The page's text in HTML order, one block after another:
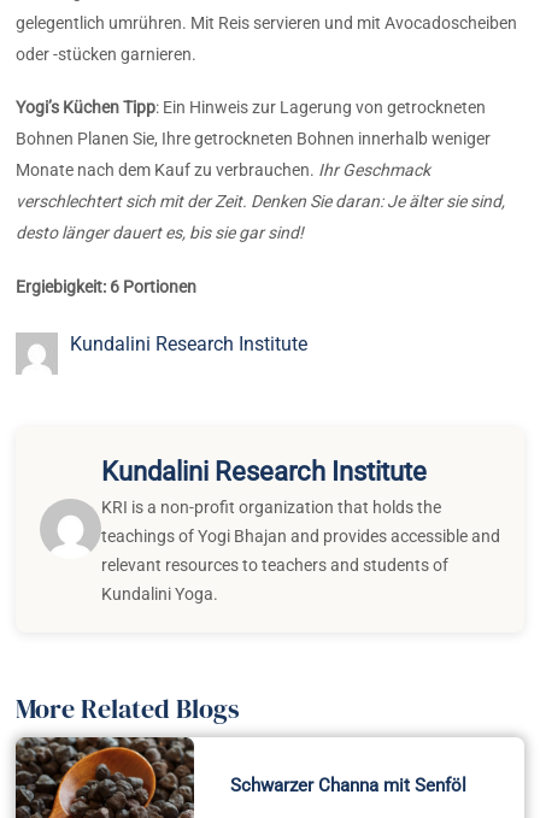
gelegentlich umrühren. Mit Reis servieren und mit Avocadoscheiben
oder -stücken garnieren.
Yogi’s Küchen Tipp: Ein Hinweis zur Lagerung von getrockneten
Bohnen Planen Sie, Ihre getrockneten Bohnen innerhalb weniger
Monate nach dem Kauf zu verbrauchen. Ihr Geschmack
verschlechtert sich mit der Zeit. Denken Sie daran: Je älter sie sind,
desto länger dauert es, bis sie gar sind!
Ergiebigkeit: 6 Portionen
Kundalini Research Institute
Kundalini Research Institute
KRI is a non-profit organization that holds the
teachings of Yogi Bhajan and provides accessible and
relevant resources to teachers and students of
Kundalini Yoga.
More Related Blogs
Schwarzer Channa mit Senföl